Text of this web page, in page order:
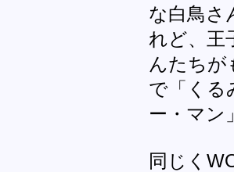
な白鳥さ
れど、王
んたちが
で「くる
ー・マン
同じく